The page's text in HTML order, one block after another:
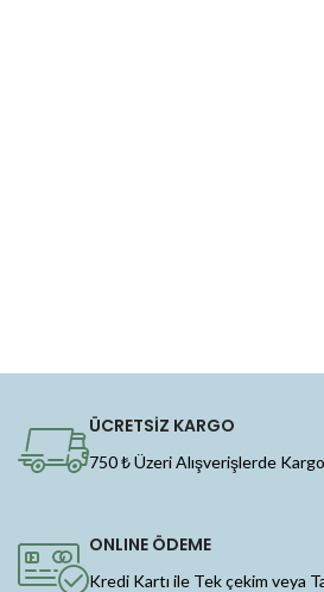
ÜCRETSİZ KARGO
750 ₺ Üzeri Alışverişlerde
ONLINE ÖDEME
Kredi Kartı ile Tek çekim veya